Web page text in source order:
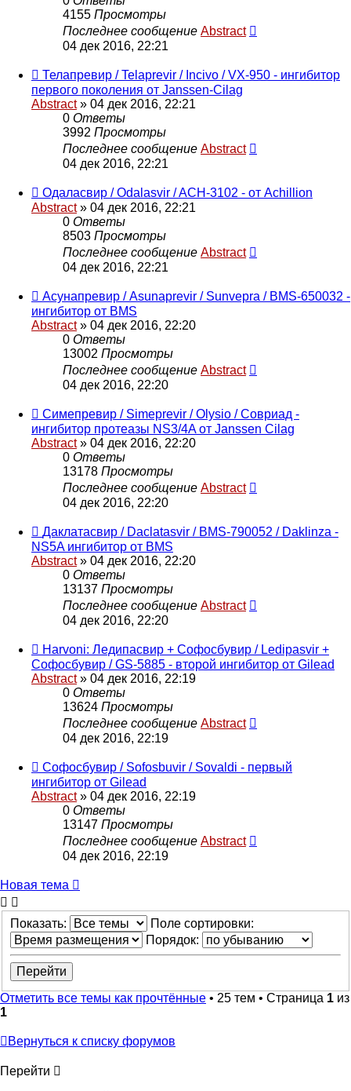
4155 Просмотры
Последнее сообщение Abstract
04 дек 2016, 22:21
Телапревир / Telaprevir / Incivo / VX-950 - ингибитор
первого поколения от Janssen-Cilag
Abstract» 04 дек 2016, 22:21
0 Ответы
3992 Просмотры
Последнее сообщение Abstract
04 дек 2016, 22:21
Одаласвир / Odalasvir / ACH-3102 - от Achillion
Abstract» 04 дек 2016, 22:21
0 Ответы
8503 Просмотры
Последнее сообщение Abstract
04 дек 2016, 22:21
Асунапревир / Asunaprevir / Sunvepra / BMS-650032 -
ингибитор от BMS
Abstract» 04 дек 2016, 22:20
0 Ответы
13002 Просмотры
Последнее сообщение Abstract
04 дек 2016, 22:20
Симепревир / Simeprevir / Olysio / Совриад -
ингибитор протеазы NS3/4A от Janssen Cilag
Abstract» 04 дек 2016, 22:20
0 Ответы
13178 Просмотры
Последнее сообщение Abstract
04 дек 2016, 22:20
Даклатасвир / Daclatasvir / BMS-790052 / Daklinza -
NS5A ингибитор от BMS
Abstract» 04 дек 2016, 22:20
0 Ответы
13137 Просмотры
Последнее сообщение Abstract
04 дек 2016, 22:20
Harvoni: Ледипасвир + Софосбувир / Ledipasvir +
Софосбувир / GS-5885 - второй ингибитор от Gilead
Abstract» 04 дек 2016, 22:19
0 Ответы
13624 Просмотры
Последнее сообщение Abstract
04 дек 2016, 22:19
Софосбувир / Sofosbuvir / Sovaldi - первый
ингибитор от Gilead
Abstract» 04 дек 2016, 22:19
0 Ответы
13147 Просмотры
Последнее сообщение Abstract
04 дек 2016, 22:19
Новая тема
Показать:
Поле сортировки:
Порядок:
Отметить все темы как прочтённые • 25 тем • Страница 1 из
1
Вернуться к списку форумов
Перейти